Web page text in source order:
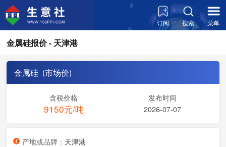
订阅 搜索 菜单
金属硅报价 - 天津港
金属硅 (市场价)
含税价格
9150元/吨
发布时间
2026-07-07
产地或品牌： 天津港